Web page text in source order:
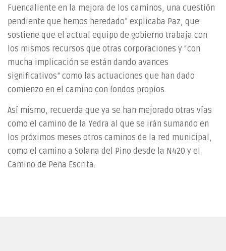
Fuencaliente en la mejora de los caminos, una cuestión
pendiente que hemos heredado” explicaba Paz, que
sostiene que el actual equipo de gobierno trabaja con
los mismos recursos que otras corporaciones y “con
mucha implicación se están dando avances
significativos” como las actuaciones que han dado
comienzo en el camino con fondos propios.
Así mismo, recuerda que ya se han mejorado otras vías
como el camino de la Yedra al que se irán sumando en
los próximos meses otros caminos de la red municipal,
como el camino a Solana del Pino desde la N420 y el
Camino de Peña Escrita.